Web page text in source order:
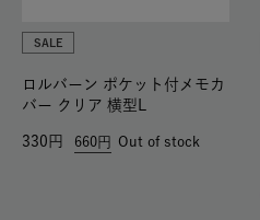
SALE
ロルバーン ポケット付メモカ
バー クリア 横型L
660
330 Out of stock